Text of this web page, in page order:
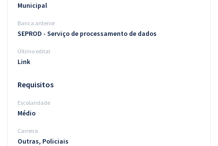
Municipal
Banca anterior
SEPROD - Serviço de processamento de dados
Último edital
Link
Requisitos
Escolaridade
Médio
Carreira
Outras, Policiais